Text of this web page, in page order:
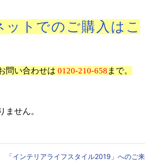
ットでのご購入はこ
問い合わせは 0120-210-658 まで。
ません。
「インテリアライフスタイル2019」へのご来